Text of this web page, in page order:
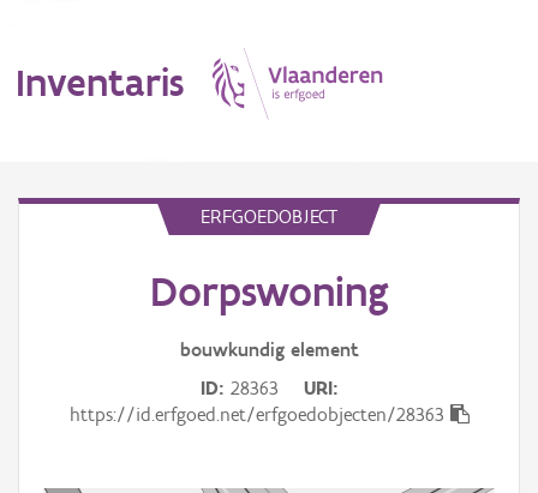
Inventaris
ERFGOEDOBJECT
Dorpswoning
bouwkundig element
ID 28363
URI
https://id.erfgoed.net/erfgoedobjecten/28363